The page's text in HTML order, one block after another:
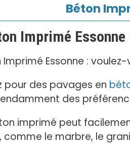
Béton
Imprimé Essonne :
pour des pavages en
des
imprimé peut
comme le marbre, le